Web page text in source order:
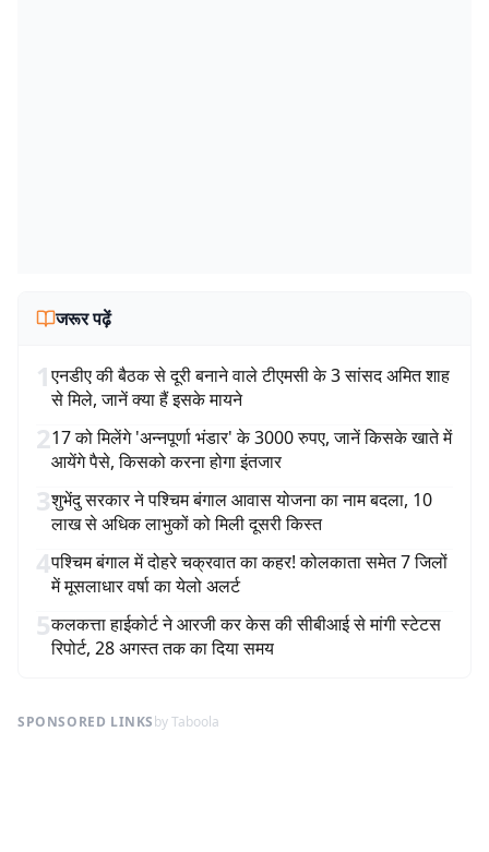
जरूर पढ़ें
1एनडीए की बैठक से दूरी बनाने वाले टीएमसी के 3 सांसद अमित शाह
से मिले, जानें क्या हैं इसके मायने
217 को मिलेंगे 'अन्नपूर्णा भंडार' के 3000 रुपए, जानें किसके खाते में
आयेंगे पैसे, किसको करना होगा इंतजार
3शुभेंदु सरकार ने पश्चिम बंगाल आवास योजना का नाम बदला, 10
लाख से अधिक लाभुकों को मिली दूसरी किस्त
4पश्चिम बंगाल में दोहरे चक्रवात का कहर! कोलकाता समेत 7 जिलों
में मूसलाधार वर्षा का येलो अलर्ट
5कलकत्ता हाईकोर्ट ने आरजी कर केस की सीबीआई से मांगी स्टेटस
रिपोर्ट, 28 अगस्त तक का दिया समय
SPONSORED LINKSby Taboola